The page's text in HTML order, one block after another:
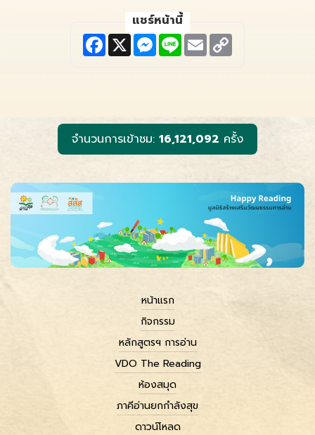
แชร์หน้านี้
F
a
c
X M
e
s
r
L
n
E
m
a
k
จำนวนการเข้าชม: 16,121,092 ครั้ง
หน้าแรก
กิจกรรม
หลักสูตรฯ การอ่าน
VDO The Reading
ห้องสมุด
ภาคีอ่านยกกำลังสุข
ดาวน์โหลด